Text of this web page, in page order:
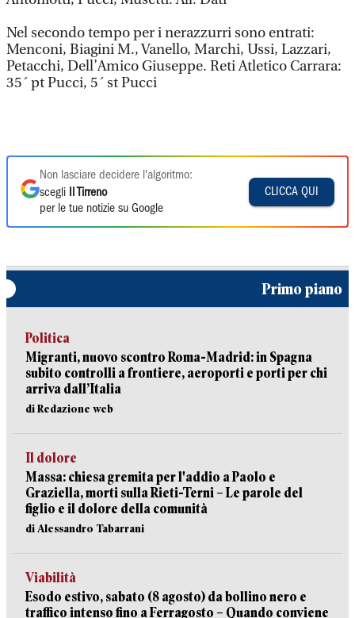
Nel secondo tempo per i nerazzurri sono entrati:
Menconi, Biagini M., Vanello, Marchi, Ussi, Lazzari,
Petacchi, Dell’Amico Giuseppe. Reti Atletico Carrara:
35´ pt Pucci, 5´ st Pucci
Non lasciare decidere l'algoritmo:
scegli
Il Tirreno
per le tue notizie su Google
CLICCA QUI
Primo piano
Politica
Migranti, nuovo scontro Roma-Madrid: in Spagna
subito controlli a frontiere, aeroporti e porti per chi
arriva dall’Italia
di Redazione web
Il dolore
Massa: chiesa gremita per l'addio a Paolo e
Graziella, morti sulla Rieti-Terni – Le parole del
figlio e il dolore della comunità
di Alessandro Tabarrani
Viabilità
Esodo estivo, sabato (8 agosto) da bollino nero e
traffico intenso fino a Ferragosto – Quando conviene